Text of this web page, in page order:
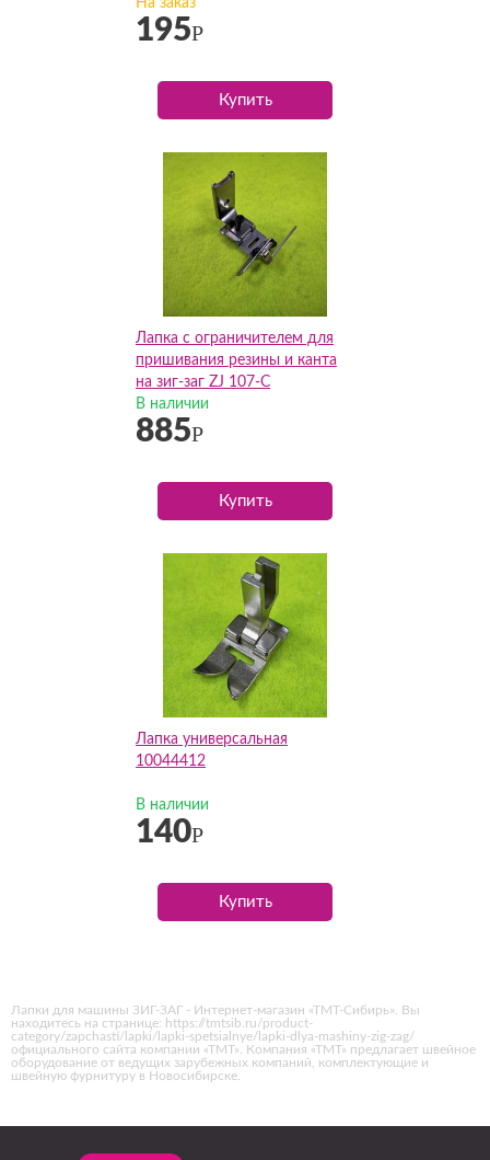
На заказ
195Р
Купить
Лапка с ограничителем для
пришивания резины и канта
на зиг-заг ZJ 107-C
В наличии
885Р
Купить
Лапка универсальная
10044412
В наличии
140Р
Купить
Лапки для машины ЗИГ-ЗАГ - Интернет-магазин «ТМТ-Сибирь». Вы
находитесь на странице: https://tmtsib.ru/product-
category/zapchasti/lapki/lapki-spetsialnye/lapki-dlya-mashiny-zig-zag/
официального сайта компании «ТМТ». Компания «ТМТ» предлагает швейное
оборудование от ведущих зарубежных компаний, комплектующие и
швейную фурнитуру в Новосибирске.